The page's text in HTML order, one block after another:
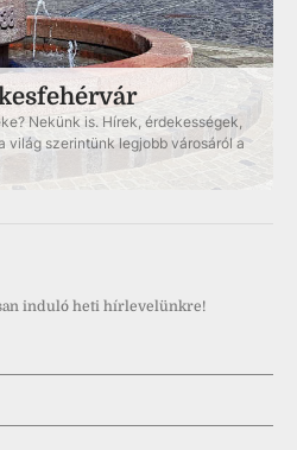
Nekünk is. Hírek, érdekességek,
világ szerintünk legjobb városáról a
induló heti hírlevelünkre!